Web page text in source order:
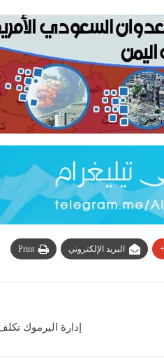
البريد الإلكتروني Print
إدارة اليرموك